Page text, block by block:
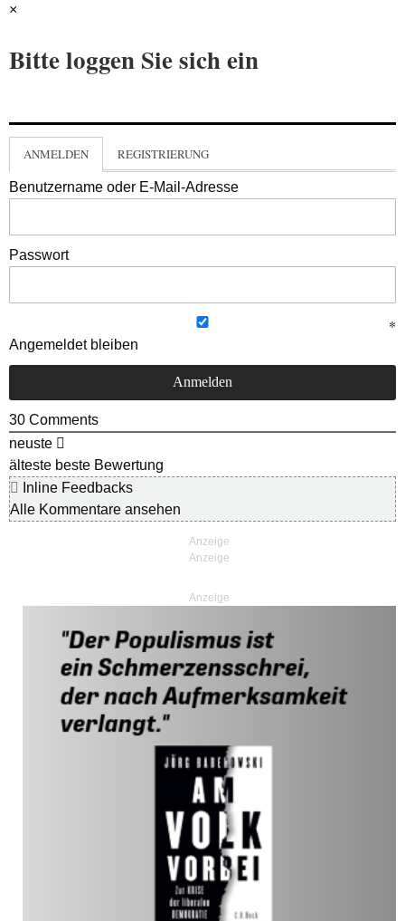
×
Bitte loggen Sie sich ein
ANMELDEN REGISTRIERUNG
Benutzername oder E-Mail-Adresse
Passwort
Angemeldet bleiben
30 Comments
neuste
älteste beste Bewertung
Inline Feedbacks
Alle Kommentare ansehen
Anzeige